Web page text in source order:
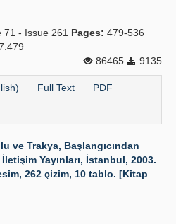
71 - Issue 261 Pages: 479-536
86465
9135
Full Text PDF
ve Trakya, Başlangıcından
Yayınları, İstanbul, 2003.
262 çizim, 10 tablo. [Kitap